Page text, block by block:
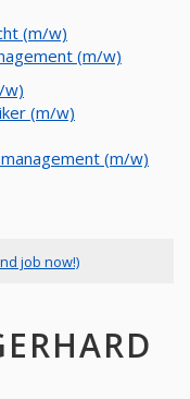
(m/w)
(m/w)
w)
(m/w)
(m/w)
job now!)